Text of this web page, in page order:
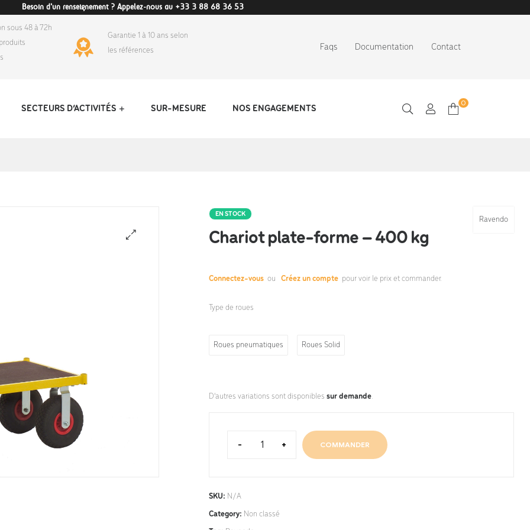
Besoin d'un renseignement ? Appelez-nous au +33 3 88 68 36 53
sous 48 à 72h
Garantie 1 à 10 ans selon
les références
Faqs Documentation Contact
SECTEURS D’ACTIVITÉS SUR-MESURE NOS ENGAGEMENTS
0
Ravendo
EN STOCK
Chariot plate-forme – 400 kg
Connectez-vous ou Créez un compte pour voir le prix et commander.
Type de roues
Roues pneumatiques Roues Solid
D'autres variations sont disponibles sur demande.
- + COMMANDER
SKU: N/A
Category: Non classé